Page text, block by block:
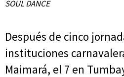
SOUL DANCE
Después de cinco
instituciones
Maimará, el 7 en